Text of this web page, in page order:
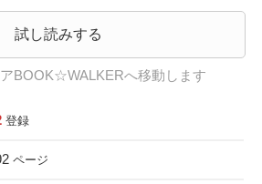
試し読みする
BOOK☆WALKERへ移動します
登録
ページ